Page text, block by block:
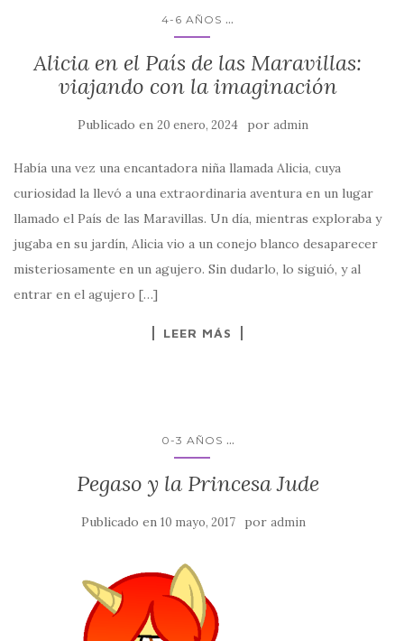
4-6 AÑOS ...
Alicia en el País de las Maravillas:
viajando con la imaginación
Publicado en 20 enero, 2024 por admin
Había una vez una encantadora niña llamada Alicia, cuya
curiosidad la llevó a una extraordinaria aventura en un lugar
llamado el País de las Maravillas. Un día, mientras exploraba y
jugaba en su jardín, Alicia vio a un conejo blanco desaparecer
misteriosamente en un agujero. Sin dudarlo, lo siguió, y al
entrar en el agujero […]
LEER MÁS
0-3 AÑOS ...
Pegaso y la Princesa Jude
Publicado en 10 mayo, 2017 por admin